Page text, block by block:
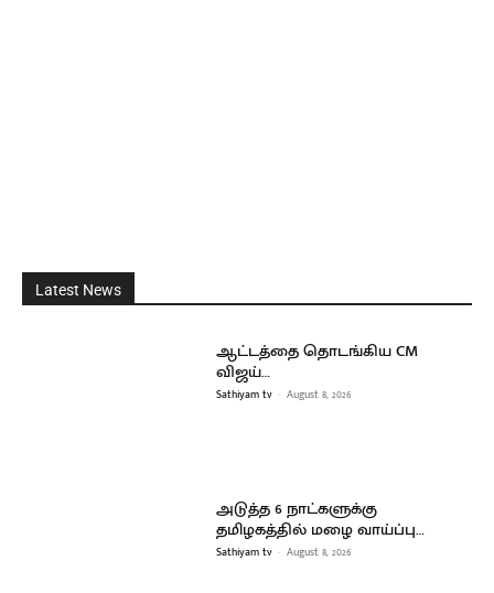
Latest News
ஆட்டத்தை தொடங்கிய CM
விஜய்…
Sathiyam tv - August 8, 2026
அடுத்த 6 நாட்களுக்கு
தமிழகத்தில் மழை வாய்ப்பு…
Sathiyam tv - August 8, 2026